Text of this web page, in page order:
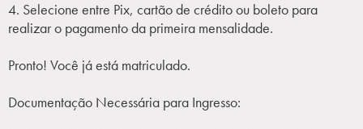
4. Selecione entre Pix, cartão de crédito ou boleto para
realizar o pagamento da primeira mensalidade.
Pronto! Você já está matriculado.
Documentação Necessária para Ingresso: